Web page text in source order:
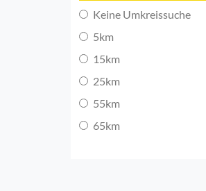
Keine Umkreissuche
5km
15km
25km
55km
65km